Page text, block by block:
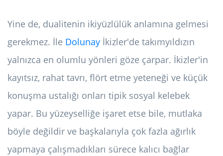
Yine de, dualitenin ikiyüzlülük anlamına gelmesi
gerekmez. İle Dolunay İkizler'de takımyıldızın
yalnızca en olumlu yönleri göze çarpar. İkizler'in
kayıtsız, rahat tavrı, flört etme yeteneği ve küçük
konuşma ustalığı onları tipik sosyal kelebek
yapar. Bu yüzeyselliğe işaret etse bile, mutlaka
böyle değildir ve başkalarıyla çok fazla ağırlık
yapmaya çalışmadıkları sürece kalıcı bağlar